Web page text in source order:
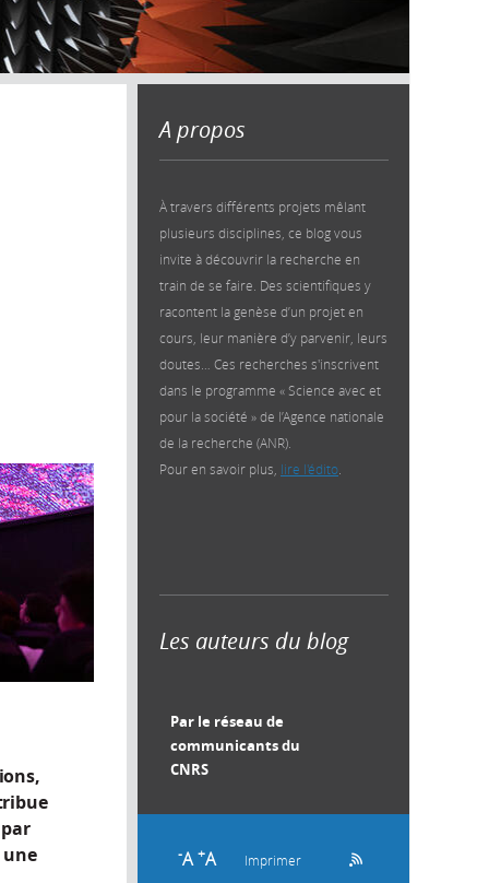
A propos
À travers différents projets mêlant
plusieurs disciplines, ce blog vous
invite à découvrir la recherche en
train de se faire. Des scientifiques y
racontent la genèse d’un projet en
cours, leur manière d’y parvenir, leurs
doutes… Ces recherches s'inscrivent
dans le programme « Science avec et
pour la société » de l’Agence nationale
de la recherche (ANR).
Pour en savoir plus, lire l'édito
Les auteurs du blog
Par le réseau de
communicants du
CNRS
-A +A Imprimer